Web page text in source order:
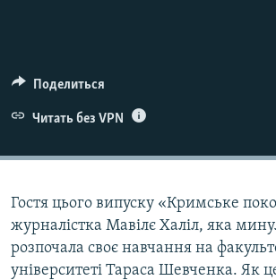
ELIFBE
УКРАИНСКАЯ ПРОБЛЕМА КРЫМА
Поделиться
Читать без VPN
Гостя цього випуску «Кримське
журналістка Мавілє Халіл, яка
розпочала своє навчання на
університеті Тараса Шевченка. Як